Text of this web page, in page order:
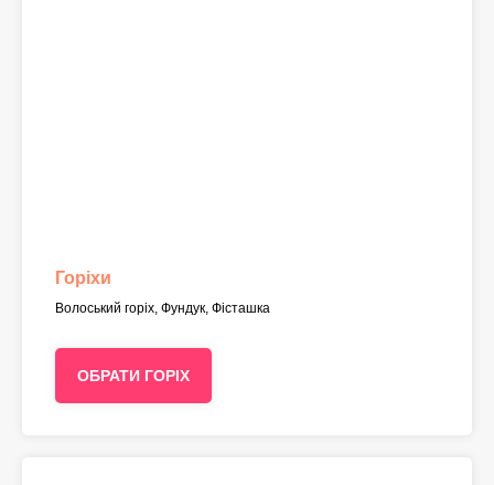
Горіхи
Волоський горіх, Фундук, Фісташка
ОБРАТИ ГОРІХ